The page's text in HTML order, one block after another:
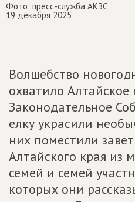
Фото: пресс-служба АКЗС
19 декабря 2025
Волшебство
охватило Алтайское
Законодательное
елку украсили
них поместили
Алтайского края из
семей и семей
которых они